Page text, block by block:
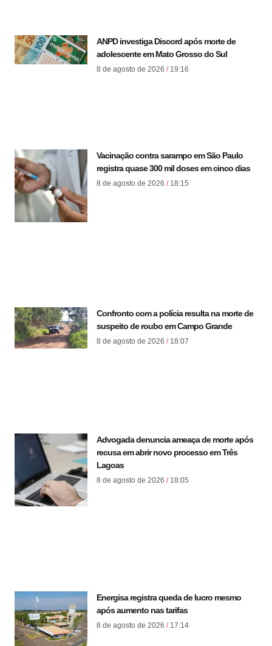
ANPD investiga Discord após morte de
adolescente em Mato Grosso do Sul
8 de agosto de 2026 19:16
Vacinação contra sarampo em São Paulo
registra quase 300 mil doses em cinco dias
8 de agosto de 2026 18:15
Confronto com a polícia resulta na morte de
suspeito de roubo em Campo Grande
8 de agosto de 2026 18:07
Advogada denuncia ameaça de morte após
recusa em abrir novo processo em Três
Lagoas
8 de agosto de 2026 18:05
Energisa registra queda de lucro mesmo
após aumento nas tarifas
8 de agosto de 2026 17:14